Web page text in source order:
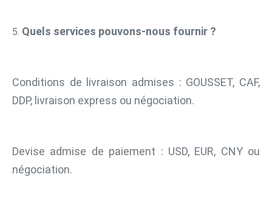
5. Quels services pouvons-nous fournir ?
Conditions de livraison admises : GOUSSET, CAF,
DDP, livraison express ou négociation.
Devise admise de paiement : USD, EUR, CNY ou
négociation.